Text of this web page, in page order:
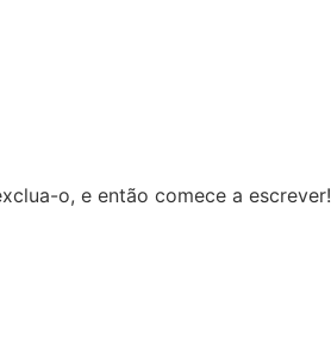
o, e então comece a escrever!